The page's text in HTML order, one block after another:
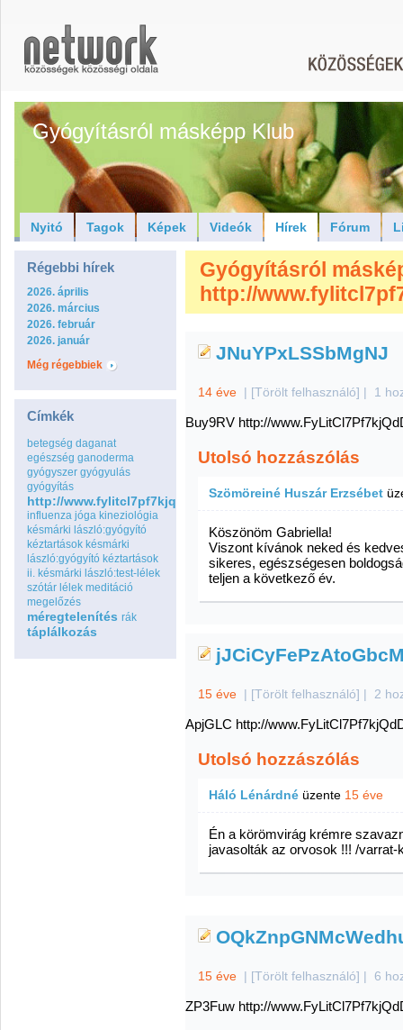
Gyógyításról másképp Klub
Nyitó Tagok Képek Videók Hírek Fórum
Régebbi hírek
2026. április
2026. március
2026. február
2026. január
Még régebbiek
Címkék
betegség daganat
egészség ganoderma
gyógyszer gyógyulás
gyógyítás
http://www.fylitcl7pf7kjqdduolqouaxtxbj5ing.com
influenza jóga kineziológia
késmárki lászló:gyógyító
kéztartások késmárki
lászló:gyógyító kéztartások
ii. késmárki lászló:test-lélek
szótár lélek meditáció
megelőzés
méregtelenítés rák
táplálkozás
Gyógyításról
http://
JNuYPxLSSbMgNJ
14 éve | [Törölt felhasználó] | 1
Buy9RV http://
Utolsó hozzászólás
Szömöreiné Huszár Erzsébet
Köszönöm Gabriella!
Viszont kívánok neked és
sikeres, egészségesen
teljen a következő év.
15 éve | [Törölt felhasználó] | 2
ApjGLC http://
Utolsó hozzászólás
Háló Lénárdné üzente 15 éve
Én a körömvirág krémre
javasolták az orvosok !!! /varrat-
15 éve | [Törölt felhasználó] | 6
ZP3Fuw http://